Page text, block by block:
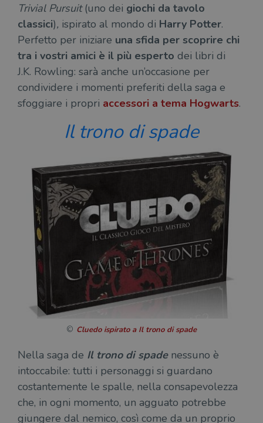
Trivial Pursuit(uno dei giochi da tavolo
classici), ispirato al mondo di Harry Potter.
Perfetto per iniziare una sfida per scoprire chi
tra i vostri amici è il più esperto dei libri di
J.K. Rowling: sarà anche un’occasione per
condividere i momenti preferiti della saga e
sfoggiare i propri accessori a tema Hogwarts.
Il trono di spade
Cluedo ispirato a Il trono di spade
Nella saga de Il trono di spadenessuno è
intoccabile: tutti i personaggi si guardano
costantemente le spalle, nella consapevolezza
che, in ogni momento, un agguato potrebbe
giungere dal nemico, così come da un proprio